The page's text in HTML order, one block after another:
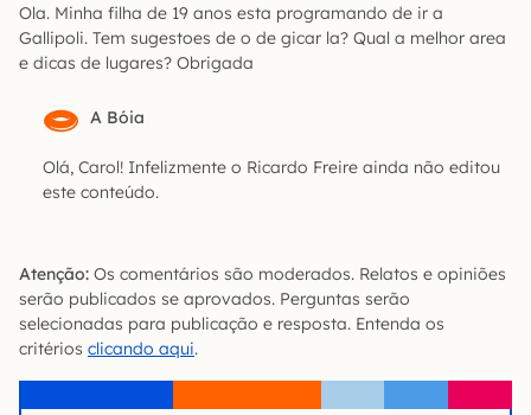
Ola. Minha filha de 19 anos esta programando de ir a
Gallipoli. Tem sugestoes de o de gicar la? Qual a melhor area
e dicas de lugares? Obrigada
A Bóia
Olá, Carol! Infelizmente o Ricardo Freire ainda não editou
este conteúdo.
Atenção: Os comentários são moderados. Relatos e opiniões
serão publicados se aprovados. Perguntas serão
selecionadas para publicação e resposta. Entenda os
critérios clicando aqui.